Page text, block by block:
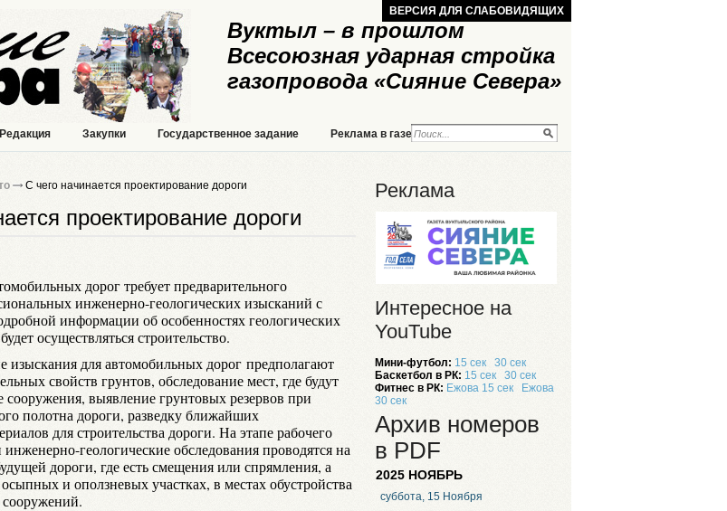
Вуктыл – в прошлом
Всесоюзная ударная стройка
газопровода «Сияние Севера»
ВЕРСИЯ ДЛЯ СЛАБОВИДЯЩИХ
Редакция Закупки Государственное задание Реклама в газете Реклама на сайте
С чего начинается проектирование дороги
проектирование дороги
дорог требует предварительного
инженерно-геологических изысканий с
информации об особенностях геологических
осуществляться строительство.
изыскания для автомобильных дорог предполагают
свойств грунтов, обследование мест, где будут
сооружения, выявление грунтовых резервов при
полотна дороги, разведку ближайших
для строительства дороги. На этапе рабочего
геологические обследования проводятся на
дороги, где есть смещения или спрямления, а
и оползневых участках, в местах обустройства
Реклама
Интересное на
YouTube
Мини-футбол: 15 сек
30 сек
Баскетбол в РК: 15 сек
30 сек
Фитнес в РК: Ежова 15 сек
Ежова
30 сек
Архив номеров
в PDF
2025 НОЯБРЬ
суббота, 15 Ноября